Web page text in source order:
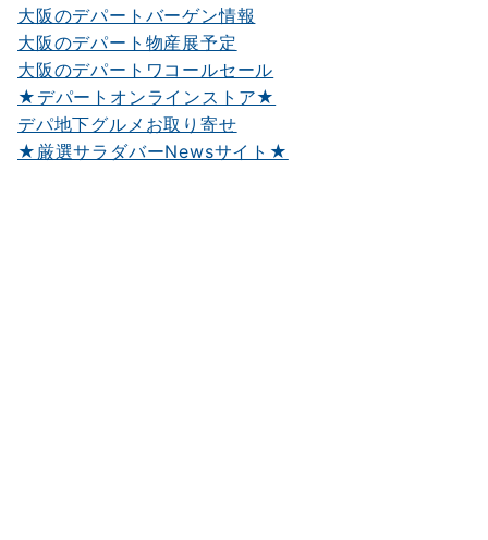
大阪のデパートバーゲン情報
大阪のデパート物産展予定
大阪のデパートワコールセール
★デパートオンラインストア★
デパ地下グルメお取り寄せ
★厳選サラダバーNewsサイト★